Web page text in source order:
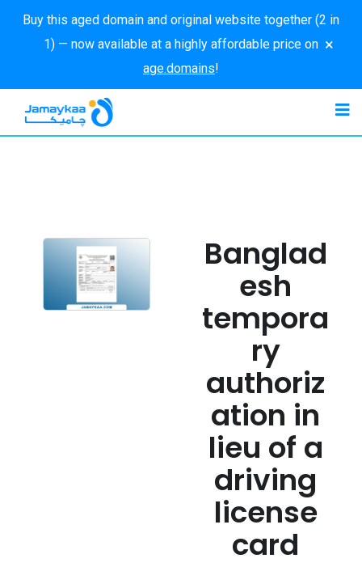
Buy this aged domain and original website together (2 in
1) — now available at a highly affordable price on
age.domains!
×
Banglad
esh
tempora
ry
authoriz
ation in
lieu of a
driving
license
card